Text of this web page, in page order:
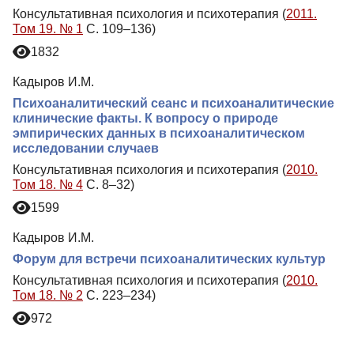
Консультативная психология и психотерапия (2011.
Том 19. № 1 С. 109–136)
1832
Кадыров И.М.
Психоаналитический сеанс и психоаналитические
клинические факты. К вопросу о природе
эмпирических данных в психоаналитическом
исследовании случаев
Консультативная психология и психотерапия (2010.
Том 18. № 4 С. 8–32)
1599
Кадыров И.М.
Форум для встречи психоаналитических культур
Консультативная психология и психотерапия (2010.
Том 18. № 2 С. 223–234)
972